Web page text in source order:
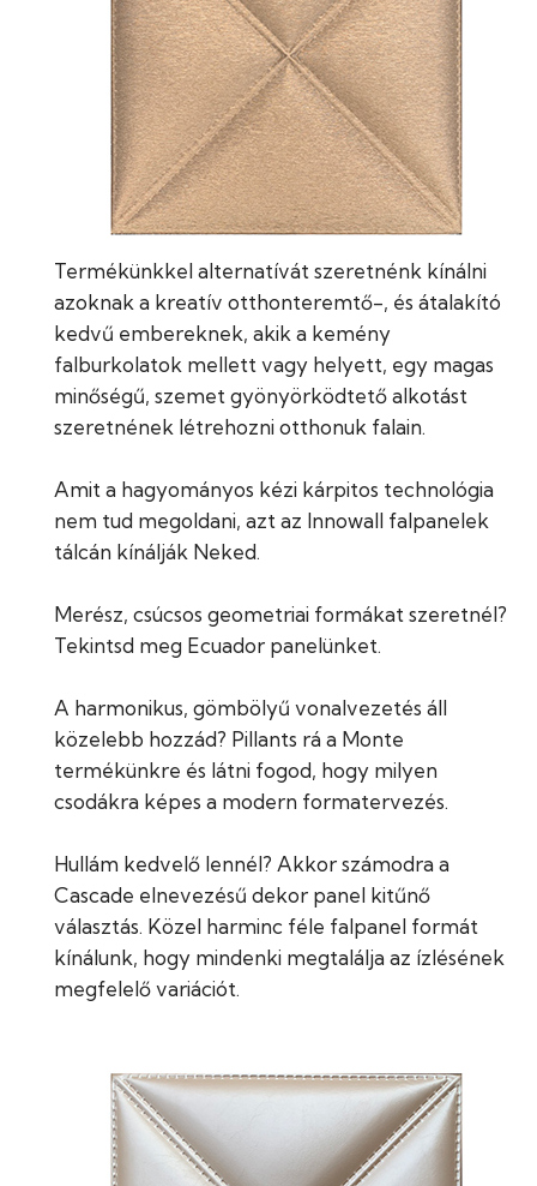
Termékünkkel alternatívát szeretnénk kínálni
azoknak a kreatív otthonteremtő-, és átalakító
kedvű embereknek, akik a kemény
falburkolatok mellett vagy helyett, egy magas
minőségű, szemet gyönyörködtető alkotást
szeretnének létrehozni otthonuk falain.
Amit a hagyományos kézi kárpitos technológia
nem tud megoldani, azt az Innowall falpanelek
tálcán kínálják Neked.
Merész, csúcsos geometriai formákat szeretnél?
Tekintsd meg Ecuador panelünket.
A harmonikus, gömbölyű vonalvezetés áll
közelebb hozzád? Pillants rá a Monte
termékünkre és látni fogod, hogy milyen
csodákra képes a modern formatervezés.
Hullám kedvelő lennél? Akkor számodra a
Cascade elnevezésű dekor panel kitűnő
választás. Közel harminc féle falpanel formát
kínálunk, hogy mindenki megtalálja az ízlésének
megfelelő variációt.